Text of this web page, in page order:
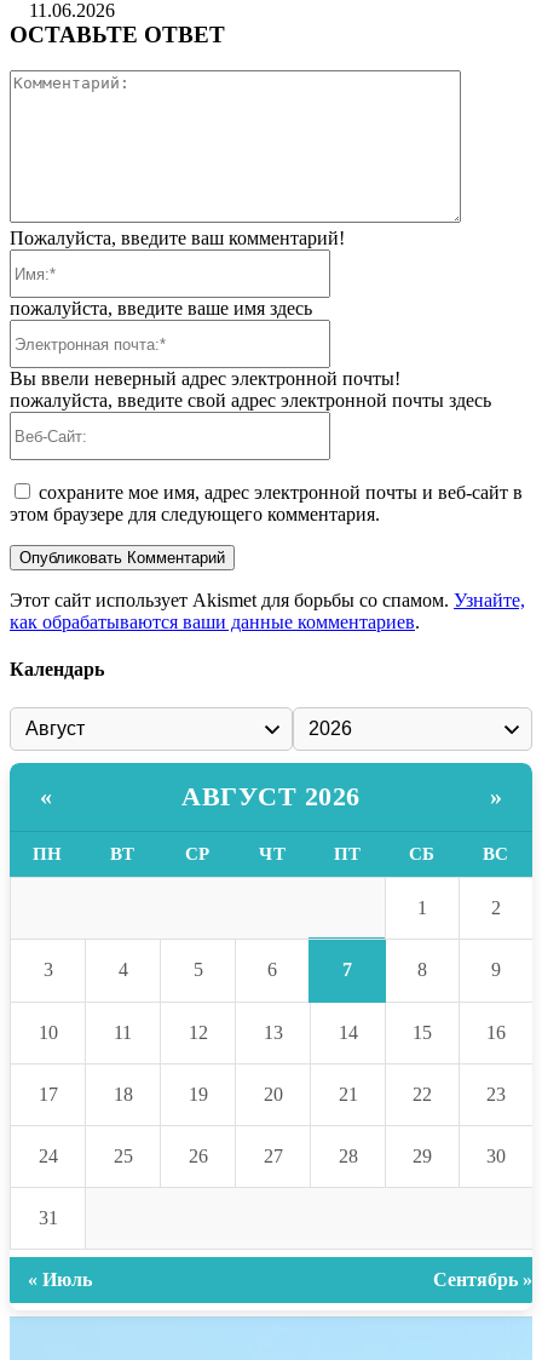
11.06.2026
ОСТАВЬТЕ ОТВЕТ
Пожалуйста, введите ваш комментарий!
пожалуйста, введите ваше имя здесь
Вы ввели неверный адрес электронной почты!
пожалуйста, введите свой адрес электронной почты здесь
сохраните мое имя, адрес электронной почты и веб-сайт в
этом браузере для следующего комментария.
Этот сайт использует Akismet для борьбы со спамом. Узнайте,
как обрабатываются ваши данные комментариев.
Календарь
« АВГУСТ 2026 »
ПН ВТ СР ЧТ ПТ СБ ВС
1 2
3 4 5 6 7 8 9
10 11 12 13 14 15 16
17 18 19 20 21 22 23
24 25 26 27 28 29 30
31
« Июль Сентябрь »